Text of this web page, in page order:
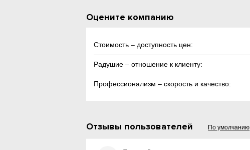
Оцените компанию
Стоимость – доступность цен:
Радушие – отношение к клиенту:
Профессионализм – скорость и качество:
Отзывы пользователей По умолчанию